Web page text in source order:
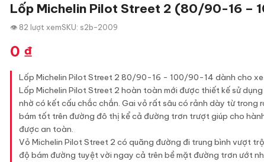
Lốp Michelin Pilot Street 2 (80/90-16 –
👁 82 lượt xemSKU: s2b-2009
0 ₫
Lốp Michelin Pilot Street 2 80/90-16 - 100/90-14 dành cho xe
Lốp Michelin Pilot Street 2 hoàn toàn mới được thiết kế sử
nhờ có kết cấu chắc chắn. Gai vỏ rất sâu có rảnh dày từ trong
bám tốt trên đường đô thị kể cả đường trơn trượt giúp cho
được an toàn.
Vỏ Michelin Pilot Street 2 có quãng đường đi trung bình vượt
độ bám đường tuyệt vời ngay cả trên bề mặt đường trơn ướt